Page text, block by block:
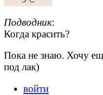
Подводник:
Когда красить?
Пока не знаю. Хочу
под лак)
войти